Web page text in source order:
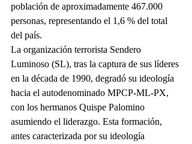
población de aproximadamente 467.000
personas, representando el 1,6 % del total
del país.
La organización terrorista Sendero
Luminoso (SL), tras la captura de sus líderes
en la década de 1990, degradó su ideología
hacia el autodenominado MPCP-ML-PX,
con los hermanos Quispe Palomino
asumiendo el liderazgo. Esta formación,
antes caracterizada por su ideología